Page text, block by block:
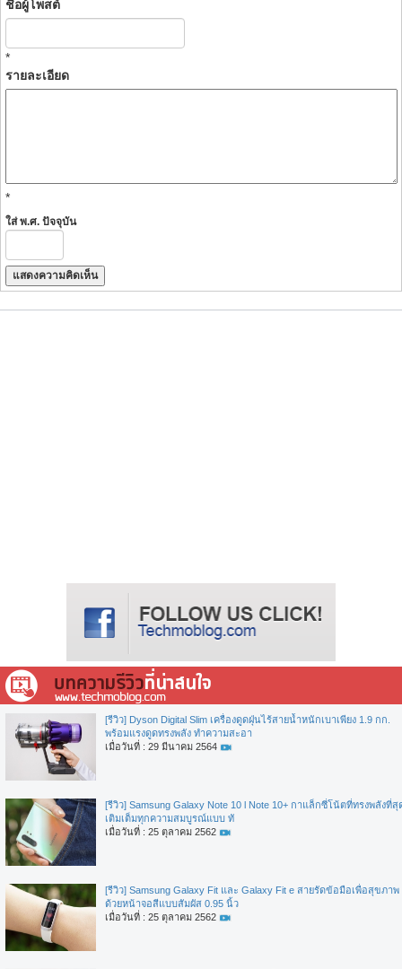
ชื่อผู้โพสต์
*
รายละเอียด
*
ใส่ พ.ศ. ปัจจุบัน
[รีวิว] Dyson Digital Slim เครื่องดูดฝุ่นไร้สายน้ำหนักเบาเพียง 1.9 กก.
พร้อมแรงดูดทรงพลัง ทำความสะอา
เมื่อวันที่ : 29 มีนาคม 2564
[รีวิว] Samsung Galaxy Note 10 l Note 10+ กาแล็กซี่โน้ตที่ทรงพลังที่สุ
เติมเต็มทุกความสมบูรณ์แบบ ทั
เมื่อวันที่ : 25 ตุลาคม 2562
[รีวิว] Samsung Galaxy Fit และ Galaxy Fit e สายรัดข้อมือเพื่อสุขภาพ
ด้วยหน้าจอสีแบบสัมผัส 0.95 นิ้ว
เมื่อวันที่ : 25 ตุลาคม 2562